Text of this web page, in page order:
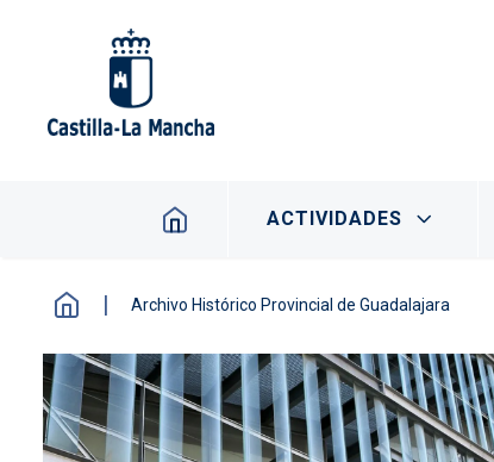
Navegación principal
ACTIVIDADES
Archivo Histórico Provincial de Guadalajara